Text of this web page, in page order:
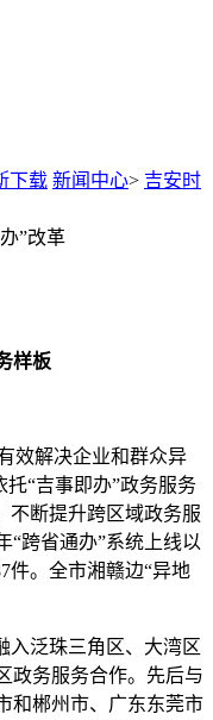
下载 新闻中心> 吉安时
”改革
样板
效解决企业和群众异
托“吉事即办”政务服务
不断提升跨区域政务服
“跨省通办”系统上线以
件。全市湘赣边“异地
入泛珠三角区、大湾区
政务服务合作。先后与
和郴州市、广东东莞市